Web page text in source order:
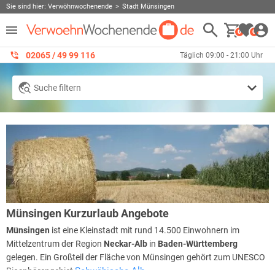
Sie sind hier: Verwöhnwochenende Stadt Münsingen
0 0
02065 / 49 ‌99 116 Täglich 09:00 - 21:00 Uhr
Suche filtern
Münsingen Kurzurlaub Angebote
Münsingen ist eine Kleinstadt mit rund 14.500 Einwohnern im
Mittelzentrum der Region Neckar-Alb in Baden-Württemberg
gelegen. Ein Großteil der Fläche von Münsingen gehört zum UNESCO
Biosphärengebiet Schwäbische Alb